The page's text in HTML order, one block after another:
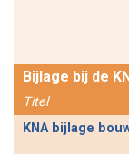
Bijlage bij de
Titel
KNA bijlage